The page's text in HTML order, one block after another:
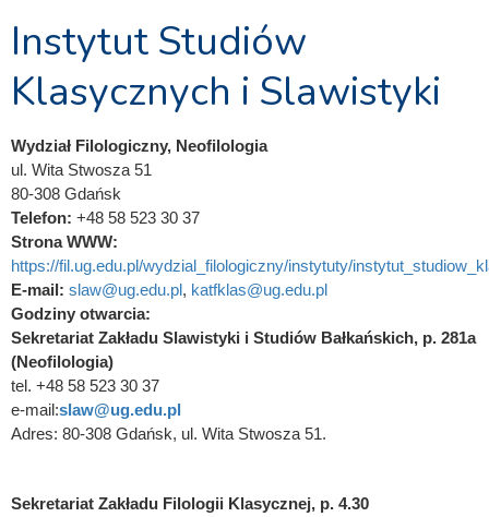
Instytut Studiów
Klasycznych i Slawistyki
Wydział Filologiczny, Neofilologia
ul. Wita Stwosza 51
80-308 Gdańsk
Telefon: +48 58 523 30 37
Strona WWW:
https://fil.ug.edu.pl/wydzial_filologiczny/instytuty/
E-mail: slaw@ug.edu.pl, katfklas@ug.edu.pl
Godziny otwarcia:
Sekretariat Zakładu Slawistyki i Studiów Bałkańskich, p. 281a
(Neofilologia)
tel. +48 58 523 30 37
e-mail:slaw@ug.edu.pl
Adres: 80-308 Gdańsk, ul. Wita Stwosza 51.
Sekretariat Zakładu Filologii Klasycznej, p. 4.30